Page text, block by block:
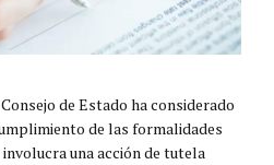
de Estado ha considerado
de las formalidades
una acción de tutela